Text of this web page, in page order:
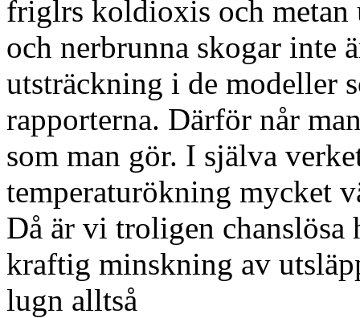
friglrs koldioxis och metan
och nerbrunna skogar inte
utsträckning i de modeller
rapporterna. Därför når
som man gör. I själva
temperaturökning mycket
Då är vi troligen
kraftig minskning av
lugn alltså